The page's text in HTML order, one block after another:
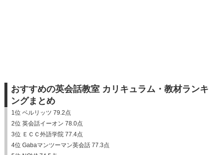
おすすめの英会話教室 カリキュラム・教材ランキ
ングまとめ
1位 ベルリッツ 79.2点
2位 英会話イーオン 78.0点
3位 ＥＣＣ外語学院 77.4点
4位 Gabaマンツーマン英会話 77.3点